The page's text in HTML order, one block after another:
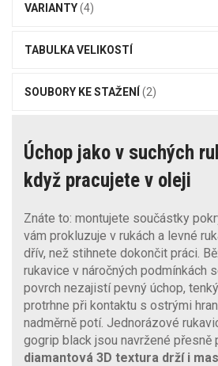
VARIANTY(4)
TABULKA VELIKOSTÍ
SOUBORY KE STAŽENÍ (2)
Úchop jako v suchých
když pracujete v oleji
Znáte to: montujete součástky
vám prokluzuje v rukách a levné
dřív, než stihnete dokončit práci.
rukavice v náročných podmínkách
povrch nezajistí pevný úchop,
protrhne při kontaktu s ostrými
nadměrně potí. Jednorázové
gogrip black jsou navržené přesně
diamantová 3D textura drží i